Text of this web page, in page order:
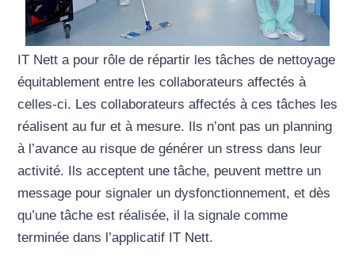
IT Nett a pour rôle de répartir les tâches de nettoyage
équitablement entre les collaborateurs affectés à
celles-ci. Les collaborateurs affectés à ces tâches les
réalisent au fur et à mesure. Ils n’ont pas un planning
à l’avance au risque de générer un stress dans leur
activité. Ils acceptent une tâche, peuvent mettre un
message pour signaler un dysfonctionnement, et dès
qu’une tâche est réalisée, il la signale comme
terminée dans l’applicatif IT Nett.